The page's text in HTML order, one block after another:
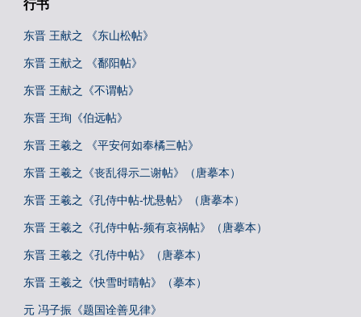
行书
东晋 王献之 《东山松帖》
东晋 王献之 《鄱阳帖》
东晋 王献之《不谓帖》
东晋 王珣《伯远帖》
东晋 王羲之 《平安何如奉橘三帖》
东晋 王羲之《丧乱得示二谢帖》（唐摹本）
东晋 王羲之《孔侍中帖-忧悬帖》（唐摹本）
东晋 王羲之《孔侍中帖-频有哀祸帖》（唐摹本）
东晋 王羲之《孔侍中帖》（唐摹本）
东晋 王羲之《快雪时晴帖》（摹本）
元 冯子振《题国诠善见律》